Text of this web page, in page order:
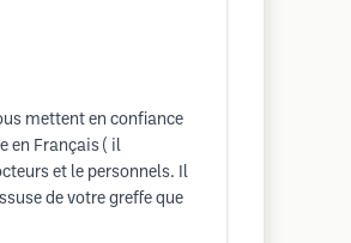
mettent en confiance
en Français ( il
et le personnels. Il
de votre greffe que